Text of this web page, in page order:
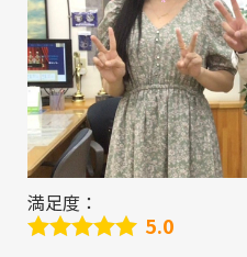
満足度：
5.0